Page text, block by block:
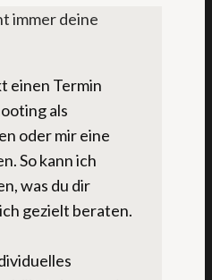
immer deine
einen Termin
als
oder mir eine
So kann ich
was du dir
gezielt beraten.